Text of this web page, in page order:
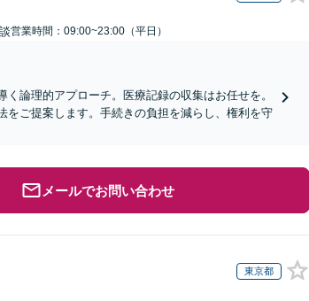
営業時間：09:00~23:00（平日）
論理的アプローチ。医療記録の収集はお任せを。
ご提案します。手続きの負担を減らし、権利を守
メールでお問い合わせ
東京都